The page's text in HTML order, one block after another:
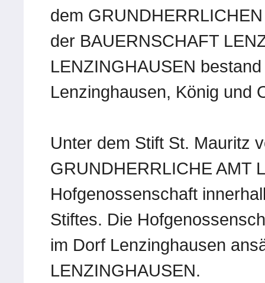
dem
der BAUERNSCHAFT
LENZINGHAUSEN
Lenzinghausen, König und
Unter dem Stift St. Mauritz
GRUNDHERRLICHE AMT
Hofgenossenschaft
Stiftes. Die
im Dorf Lenzinghausen
LENZINGHAUSEN.